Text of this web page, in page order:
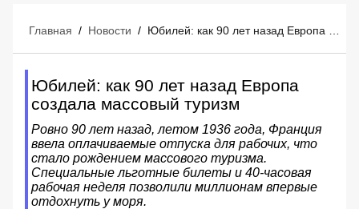
Главная / Новости /
Юбилей: как 90 лет назад Европа
создала массовый туризм
Ровно 90 лет назад, летом 1936 года, Франция
ввела оплачиваемые отпуска для рабочих, что
стало рождением массового туризма.
Специальные льготные билеты и 40-часовая
рабочая неделя позволили миллионам впервые
отдохнуть у моря.